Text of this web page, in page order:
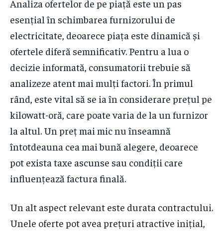
Analiza ofertelor de pe piață este un pas
esențial în schimbarea furnizorului de
electricitate, deoarece piața este dinamică și
ofertele diferă semnificativ. Pentru a lua o
decizie informată, consumatorii trebuie să
analizeze atent mai mulți factori. În primul
rând, este vital să se ia în considerare prețul pe
kilowatt-oră, care poate varia de la un furnizor
la altul. Un preț mai mic nu înseamnă
întotdeauna cea mai bună alegere, deoarece
pot exista taxe ascunse sau condiții care
influențează factura finală.
Un alt aspect relevant este durata contractului.
Unele oferte pot avea prețuri atractive inițial,